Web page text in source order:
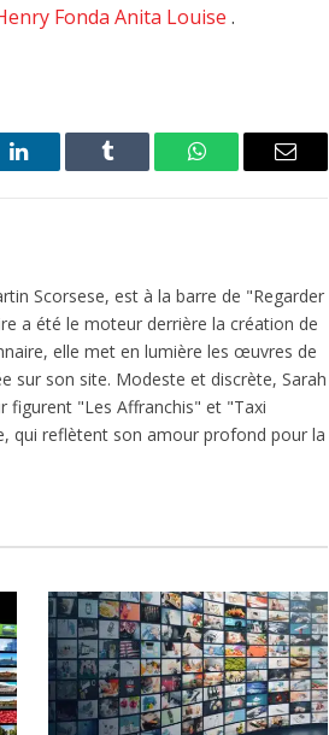
Fonda Anita Louise .
LinkedIn Tumblr WhatsAppEmail
Scorsese, est à la barre de "Regarder
a été le moteur derrière la création de
elle met en lumière les œuvres de
sur son site. Modeste et discrète, Sarah
figurent "Les Affranchis" et "Taxi
qui reflètent son amour profond pour la